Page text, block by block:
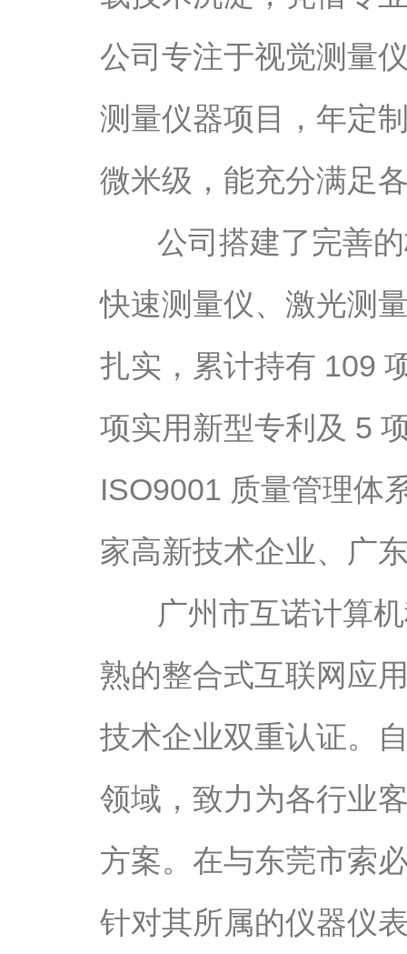
公司专注于视觉测量
测量仪器项目，年定
微米级，能充分满足
公司搭建了完善
快速测量仪、激光测
扎实，累计持有 109
项实用新型专利及 5
ISO9001 质量管理体
家高新技术企业、广
广州市互诺计算
熟的整合式互联网应
技术企业双重认证。
领域，致力为各行业
方案。在与东莞市索
针对其所属的仪器仪